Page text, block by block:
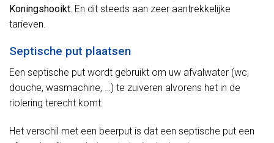
Koningshooikt. En dit steeds aan zeer aantrekkelijke
tarieven.
Septische put plaatsen
Een septische put wordt gebruikt om uw afvalwater (wc,
douche, wasmachine, …) te zuiveren alvorens het in de
riolering terecht komt.
Het verschil met een beerput is dat een septische put een